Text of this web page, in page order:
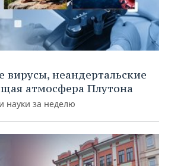
неандертальские
атмосфера Плутона
науки за неделю